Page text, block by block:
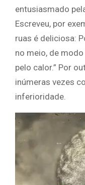
entusiasmado
Escreveu, por
ruas é deliciosa:
no meio, de
pelo calor.” Por
inúmeras vezes
inferioridade.